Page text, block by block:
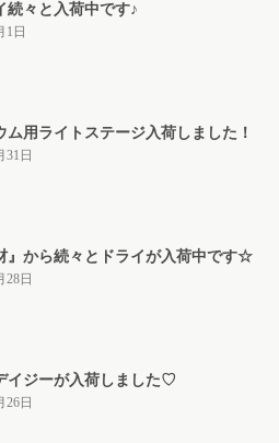
続々と入荷中です♪
1日
ム用ライトステージ入荷しました！
31日
』から続々とドライが入荷中です☆
28日
イジーが入荷しました♡
26日